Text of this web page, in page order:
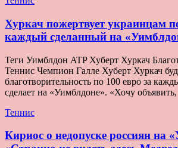
Хуркач пожертвует украинцам
каждый сделанный на
Теги Уимблдон ATP Хуберт Хуркач
Теннис Чемпион Галле Хуберт Хуркач
благотворительность по 100 евро за
сделает на «Уимблдоне». «Хочу
Теннис
Кириос о недопуске россиян на